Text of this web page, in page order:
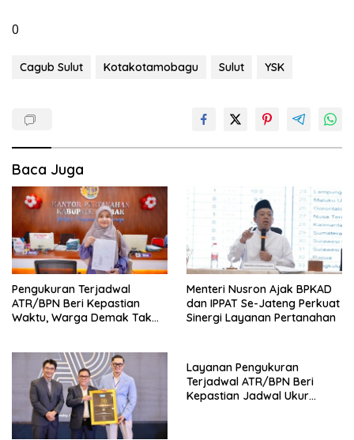
0
Cagub Sulut Kotakotamobagu Sulut YSK
Baca Juga
Pengukuran Terjadwal
ATR/BPN Beri Kepastian
Waktu, Warga Demak Tak
Menteri Nusron Ajak BPKAD
dan IPPAT Se-Jateng Perkuat
Sinergi Layanan Pertanahan
Layanan Pengukuran
Terjadwal ATR/BPN Beri
Kepastian Jadwal Ukur